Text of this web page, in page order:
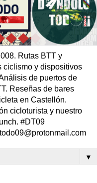
Rutas BTT y
ciclismo y dispositivos
de puertos de
Reseñas de bares
en Castellón.
cicloturista y nuestro
#DT09
▼